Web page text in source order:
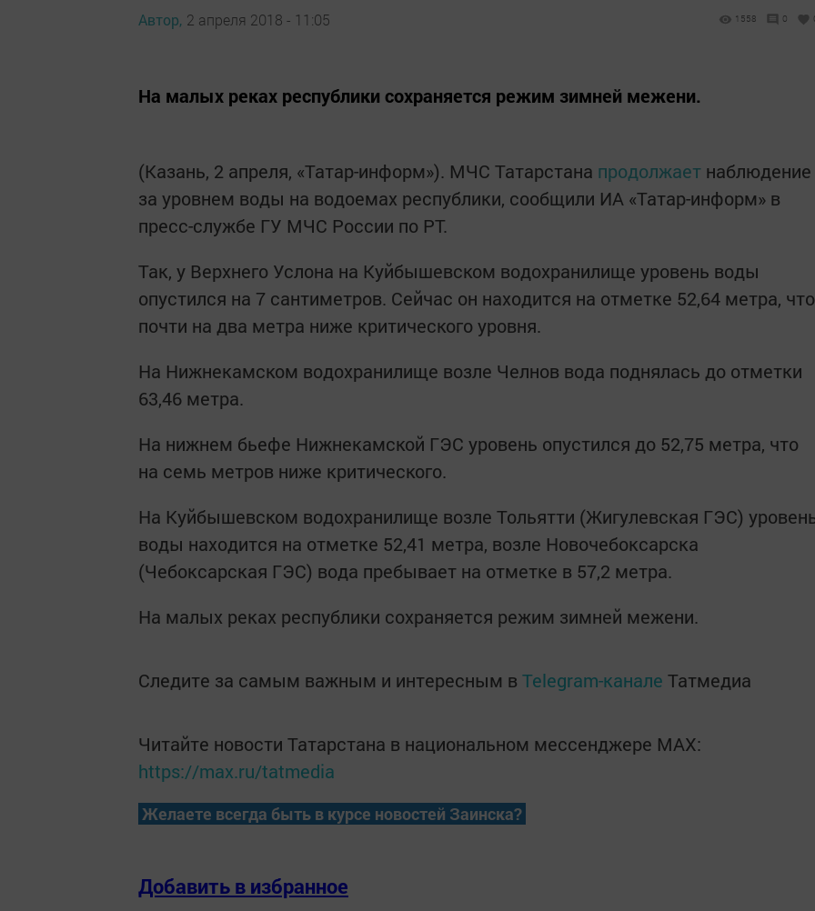
Автор, 2 апреля 2018 - 11:05 1558 0
На малых реках республики сохраняется режим зимней межени.
(Казань, 2 апреля, «Татар-информ»). МЧС Татарстана продолжает наблюдение
за уровнем воды на водоемах республики, сообщили ИА «Татар-информ» в
пресс-службе ГУ МЧС России по РТ.
Так, у Верхнего Услона на Куйбышевском водохранилище уровень воды
опустился на 7 сантиметров. Сейчас он находится на отметке 52,64 метра, что
почти на два метра ниже критического уровня.
На Нижнекамском водохранилище возле Челнов вода поднялась до отметки
63,46 метра.
На нижнем бьефе Нижнекамской ГЭС уровень опустился до 52,75 метра, что
на семь метров ниже критического.
На Куйбышевском водохранилище возле Тольятти (Жигулевская ГЭС)
воды находится на отметке 52,41 метра, возле Новочебоксарска
(Чебоксарская ГЭС) вода пребывает на отметке в 57,2 метра.
На малых реках республики сохраняется режим зимней межени.
Следите за самым важным и интересным в Telegram-канале Татмедиа
Читайте новости Татарстана в национальном мессенджере MАХ:
https://max.ru/tatmedia
Желаете всегда быть в курсе новостей Заинска?
Добавить в избранное